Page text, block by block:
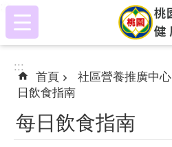
跳到主要內容區塊
:::
:::
首頁 社區營養推廣中心
日飲食指南
每日飲食指南